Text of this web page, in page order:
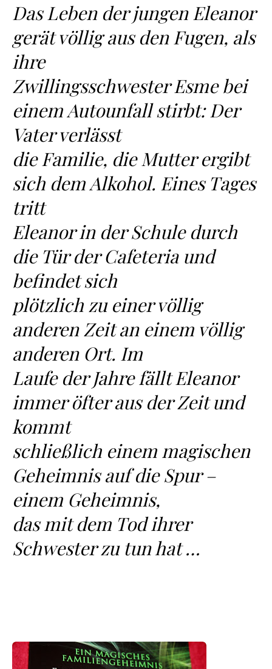
Das Leben der jungen Eleanor
gerät völlig aus den Fugen, als
ihre
Zwillingsschwester Esme bei
einem Autounfall stirbt: Der
Vater verlässt
die Familie, die Mutter ergibt
sich dem Alkohol. Eines Tages
tritt
Eleanor in der Schule durch
die Tür der Cafeteria und
befindet sich
plötzlich zu einer völlig
anderen Zeit an einem völlig
anderen Ort. Im
Laufe der Jahre fällt Eleanor
immer öfter aus der Zeit und
kommt
schließlich einem magischen
Geheimnis auf die Spur –
einem Geheimnis,
das mit dem Tod ihrer
Schwester zu tun hat …